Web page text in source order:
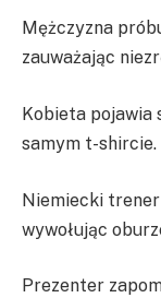
Mężczyzna
zauważając
Kobieta pojawia
samym t-shircie.
Niemiecki
wywołując
Prezenter